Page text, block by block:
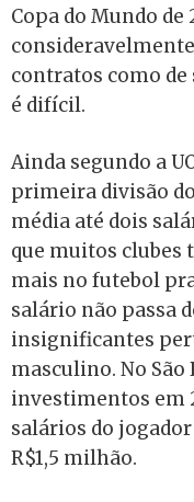
Copa do Mundo de
contratos como de
é difícil.
Ainda segundo a
primeira divisão
média até dois
que muitos clubes
mais no futebol
salário não passa
insignificantes
masculino. No
investimentos em
salários do
R$1,5 milhão.